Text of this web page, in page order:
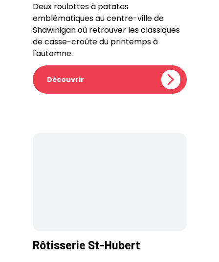
Deux roulottes à patates
emblématiques au centre-ville de
Shawinigan où retrouver les classiques
de casse-croûte du printemps à
l'automne.
Découvrir
Rôtisserie St-Hubert